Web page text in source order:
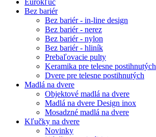
Eurokľúč
Bez bariér
Bez bariér - in-line design
Bez bariér - nerez
Bez bariér - nylon
Bez bariér - hliník
Prebaľovacie pulty
Keramika pre telesne postihnutých
Dvere pre telesne postihnutých
Madlá na dvere
Objektové madlá na dvere
Madlá na dvere Design inox
Mosadzné madlá na dvere
Kľučky na dvere
Novinky